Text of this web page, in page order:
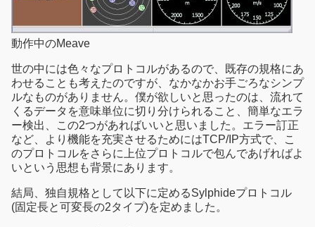
動作中のMeave
世の中には色々なプロトコルがあるので、既存の規格にあ
わせることも考えたのですが、なかなかお手ごろなシンプ
ルなものがありません。僕が欲しいと思ったのは、流れて
くるデータを意味単位に切り分けられること、簡単なエラ
ー検出、この2つがあればいいと思いました。エラー訂正
など、より機能を充実させるためにはTCP/IP方式で、こ
のプロトコルをさらに上位プロトコルで包んであげればよ
いという思想も背景にあります。
結局、独自規格として以下に定めるSylphideプロトコル
(固定長と可変長の2タイプ)を定めました。